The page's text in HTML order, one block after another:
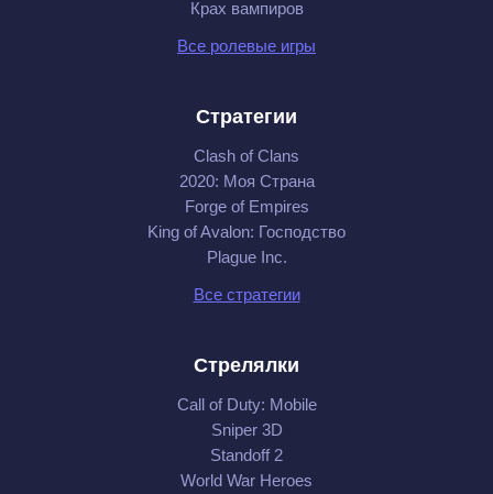
Крах вампиров
Все ролевые игры
Стратегии
Clash of Clans
2020: Моя Cтрана
Forge of Empires
King of Avalon: Господство
Plague Inc.
Все стратегии
Стрелялки
Call of Duty: Mobile
Sniper 3D
Standoff 2
World War Heroes